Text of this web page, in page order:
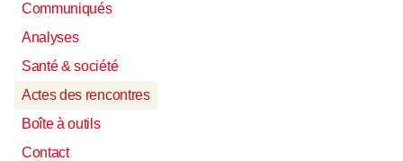
Communiqués
Analyses
Santé & société
Actes des rencontres
Boîte à outils
Contact